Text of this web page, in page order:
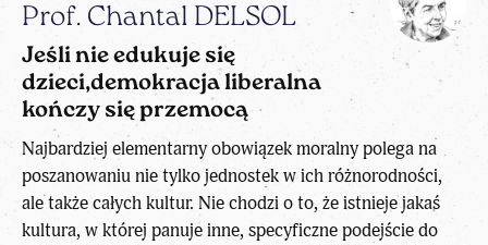
Prof. Chantal DELSOL
Jeśli nie edukuje się
dzieci,demokracja liberalna
kończy się przemocą
Najbardziej elementarny obowiązek moralny polega na
poszanowaniu nie tylko jednostek w ich różnorodności,
ale także całych kultur. Nie chodzi o to, że istnieje jakaś
kultura, w której panuje inne, specyficzne podejście do